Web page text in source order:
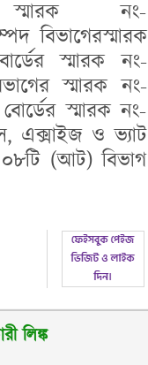
স্মারক নং-
বিভাগেরস্মারক
স্মারক নং-
স্মারক নং-
স্মারক নং-
এক্সাইজ ও ভ্যাট
০৮টি (আট) বিভাগ
লিঙ্ক